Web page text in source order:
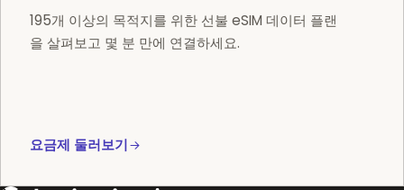
195개 이상의 목적지를 위한 선불 eSIM 데이터 플랜
을 살펴보고 몇 분 만에 연결하세요.
요금제 둘러보기